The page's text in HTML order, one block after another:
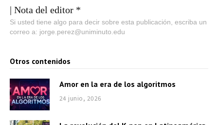
| Nota del editor *
Si usted tiene algo para decir sobre esta publicación, escriba un
correo a: jorge.perez@uniminuto.edu
Otros contenidos
Amor en la era de los algoritmos
24 junio, 2026